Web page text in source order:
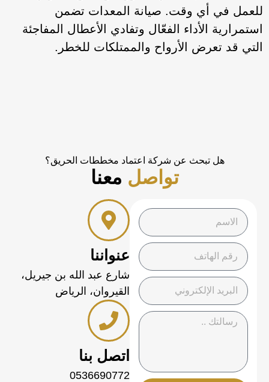
للعمل في أي وقت. صيانة المعدات تضمن
استمرارية الأداء الفعّال وتفادي الأعطال المفاجئة
التي قد تعرض الأرواح والممتلكات للخطر.
هل تبحث عن شركة اعتماد مخططات الحريق؟
تواصل معنا
عنواننا
شارع عبد الله بن جيريل،
القيروان، الرياض
اتصل بنا
0536690772